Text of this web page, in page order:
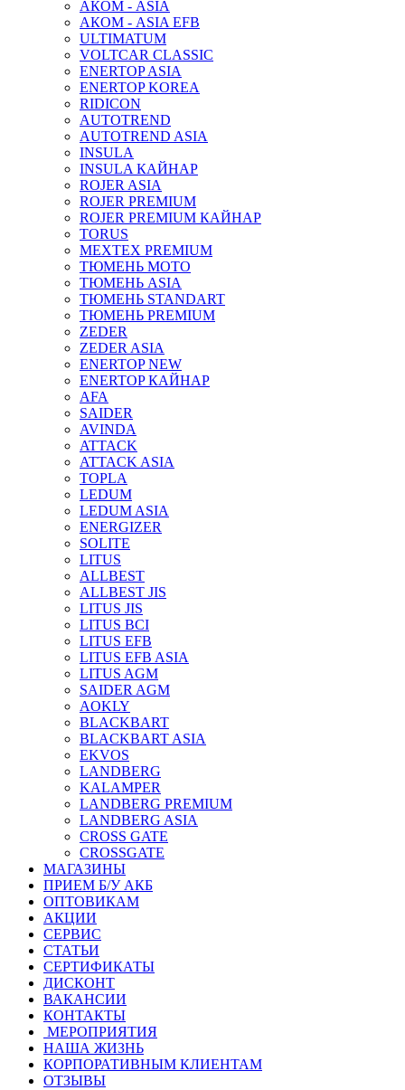
АКОМ - ASIA
АКОМ - ASIA EFB
ULTIMATUM
VOLTCAR CLASSIC
ENERTOP ASIA
ENERTOP KOREA
RIDICON
AUTOTREND
AUTOTREND ASIA
INSULA
INSULA КАЙНАР
ROJER ASIA
ROJER PREMIUM
ROJER PREMIUM КАЙНАР
TORUS
MEXTEX PREMIUM
ТЮМЕНЬ МОТО
ТЮМЕНЬ ASIA
ТЮМЕНЬ STANDART
ТЮМЕНЬ PREMIUM
ZEDER
ZEDER ASIA
ENERTOP NEW
ENERTOP КАЙНАР
AFA
SAIDER
AVINDA
ATTACK
ATTACK ASIA
TOPLA
LEDUM
LEDUM ASIA
ENERGIZER
SOLITE
LITUS
ALLBEST
ALLBEST JIS
LITUS JIS
LITUS BCI
LITUS EFB
LITUS EFB ASIA
LITUS AGM
SAIDER AGM
AOKLY
BLACKBART
BLACKBART ASIA
EKVOS
LANDBERG
KALAMPER
LANDBERG PREMIUM
LANDBERG ASIA
CROSS GATE
CROSSGATE
МАГАЗИНЫ
ПРИЕМ Б/У АКБ
ОПТОВИКАМ
АКЦИИ
СЕРВИС
СТАТЬИ
СЕРТИФИКАТЫ
ДИСКОНТ
ВАКАНСИИ
КОНТАКТЫ
МЕРОПРИЯТИЯ
НАША ЖИЗНЬ
КОРПОРАТИВНЫМ КЛИЕНТАМ
ОТЗЫВЫ